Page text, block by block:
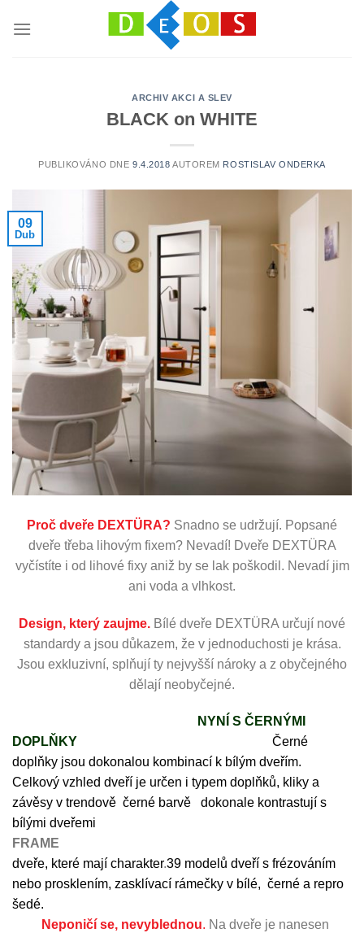
na
ARCHIV AKCI A SLEV
BLACK on WHITE
PUBLIKOVÁNO DNE 9.4.2018 AUTOREM ROSTISLAV ONDERKA
09
Dub
Proč dveře DEXTÜRA? Snadno se udržují. Popsané
dveře třeba lihovým fixem? Nevadí! Dveře DEXTÜRA
vyčístíte i od lihové fixy aniž by se lak poškodil. Nevadí jim
ani voda a vlhkost.
Design, který zaujme. Bílé dveře DEXTÜRA určují nové
standardy a jsou důkazem, že v jednoduchosti je krása.
Jsou exkluzivní, splňují ty nejvyšší nároky a z obyčejného
dělají neobyčejné.
NYNÍ S ČERNÝMI
DOPLŇKY Černé
doplňky jsou dokonalou kombinací k bílým dveřím.
Celkový vzhled dveří je určen i typem doplňků, kliky a
závěsy v trendově černé barvě dokonale kontrastují s
bílými dveřemi
FRAME
dveře, které mají charakter.39 modelů dveří s frézováním
nebo prosklením, zasklívací rámečky v bílé, černé a repro
šedé.
Neponičí se, nevyblednou. Na dveře je nanesen